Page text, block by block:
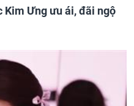
Ưng ưu ái, đãi ngộ